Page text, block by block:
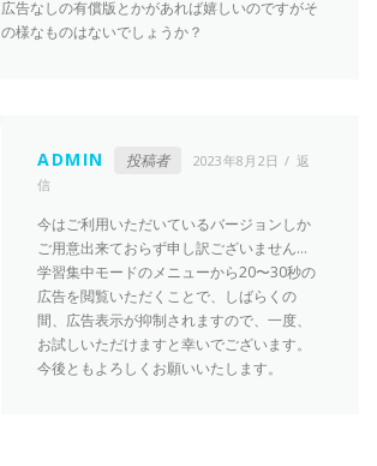
広告なしの有償版とかがあれば嬉しいのですがそ
の様なものはないでしょうか？
ADMIN 投稿者 2023年8月2日
返
信
今はご利用いただいているバージョンしか
ご用意出来ておらず申し訳ございません…
学習集中モードのメニューから20〜30秒の
広告を閲覧いただくことで、しばらくの
間、広告表示が抑制されますので、一度、
お試しいただけますと幸いでございます。
今後ともよろしくお願いいたします。